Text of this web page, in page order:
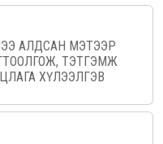
АЛДСАН МЭТЭЭР
ТЭТГЭМЖ
ХҮЛЭЭЛГЭВ